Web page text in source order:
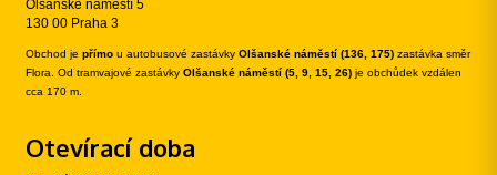
Olšanské náměstí 5
130 00 Praha 3
Obchod je přímo u autobusové zastávky Olšanské náměstí (136, 175) zastávka směr
Flora. Od tramvajové zastávky Olšanské náměstí (5, 9, 15, 26) je obchůdek vzdálen
cca 170 m.
Otevírací doba